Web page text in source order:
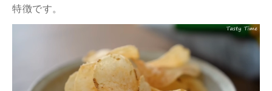
特徴です。